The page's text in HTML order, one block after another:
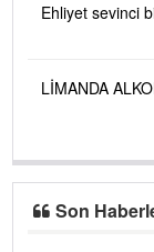
Ehliyet sevinci
LİMANDA
Son